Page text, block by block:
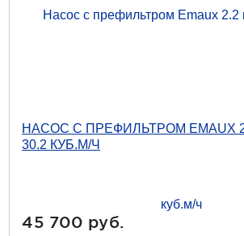
НАСОС С ПРЕФИЛЬТРОМ EMAUX
30.2 КУБ.М/Ч
45 700 руб.